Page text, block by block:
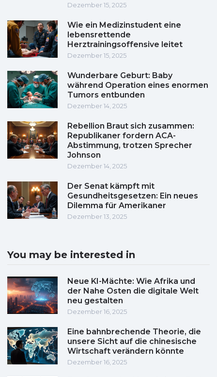
Dezember 15, 2025
Wie ein Medizinstudent eine
lebensrettende
Herztrainingsoffensive leitet
Dezember 15, 2025
Wunderbare Geburt: Baby
während Operation eines enormen
Tumors entbunden
Dezember 14, 2025
Rebellion Braut sich zusammen:
Republikaner fordern ACA-
Abstimmung, trotzen Sprecher
Johnson
Dezember 14, 2025
Der Senat kämpft mit
Gesundheitsgesetzen: Ein neues
Dilemma für Amerikaner
Dezember 13, 2025
You may be interested in
Neue KI-Mächte: Wie Afrika und
der Nahe Osten die digitale Welt
neu gestalten
Dezember 16, 2025
Eine bahnbrechende Theorie, die
unsere Sicht auf die chinesische
Wirtschaft verändern könnte
Dezember 16, 2025